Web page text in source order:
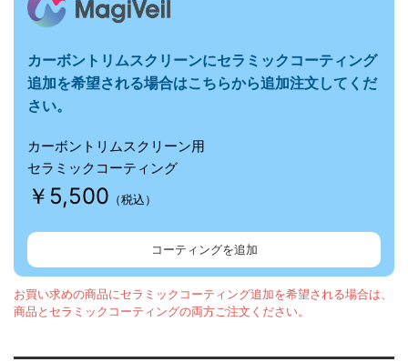
e
B
d
y
カーボントリムスクリーンにセラミックコーティング
追加を希望される場合はこちらから追加注文してくだ
さい。
カーボントリムスクリーン用
セラミックコーティング
￥5,500 （税込）
コーティングを追加
お買い求めの商品にセラミックコーティング追加を希望される場合は、
商品とセラミックコーティングの両方ご注文ください。